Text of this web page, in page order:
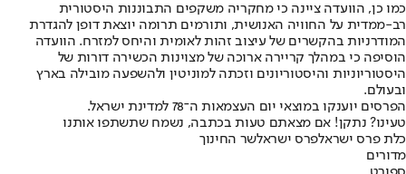
​כמו כן, הוועדה ציינה כי מחקריה משקפים התבוננות היסטורית
רב-ממדית על החוויה האנושית, ותורמים תרומה יוצאת דופן להגדרת
המודרניות בהקשרים של עיצוב זהות לאומית והיחס למזרח. הוועדה
הוסיפה כי במהלך קריירה ארוכה של מצוינות הכשירה דורות של
היסטוריוניות והיסטוריונים וזכתה למוניטין ולהשפעה מובילה בארץ
ובעולם.
​הפרסים יוענקו במוצאי יום העצמאות ה־78 למדינת ישראל.
טעינו? נתקן! אם מצאתם טעות בכתבה, נשמח שתשתפו אותנו
כלת פרס ישראלפרס ישראלשר החינוך
מדורים